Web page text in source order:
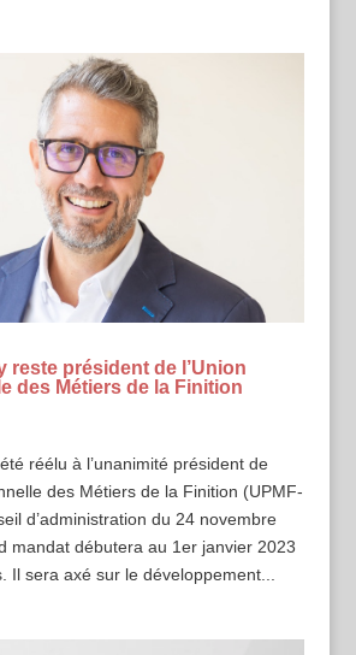
reste président de l’Union
des Métiers de la Finition
réélu à l’unanimité président de
des Métiers de la Finition (UPMF-
d’administration du 24 novembre
mandat débutera au 1er janvier 2023
Il sera axé sur le développement...